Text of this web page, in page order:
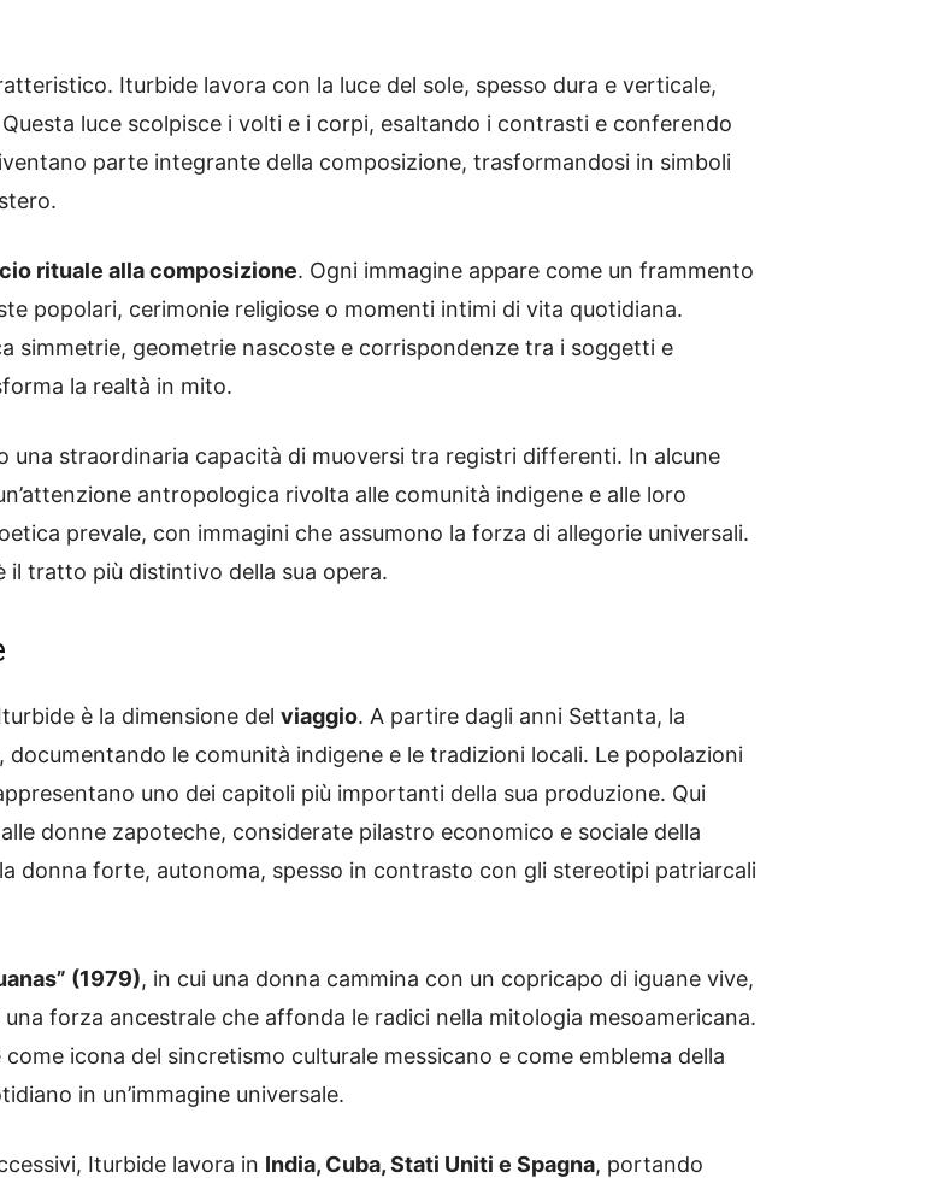
Iturbide lavora con la luce del sole, spesso dura e verticale,
luce scolpisce i volti e i corpi, esaltando i contrasti e conferendo
parte integrante della composizione, trasformandosi in simboli
rituale alla composizione. Ogni immagine appare come un frammento
popolari, cerimonie religiose o momenti intimi di vita quotidiana.
simmetrie, geometrie nascoste e corrispondenze tra i soggetti e
la realtà in mito.
una straordinaria capacità di muoversi tra registri differenti. In alcune
antropologica rivolta alle comunità indigene e alle loro
prevale, con immagini che assumono la forza di allegorie universali.
il tratto più distintivo della sua opera.
è la dimensione del viaggio. A partire dagli anni Settanta, la
le comunità indigene e le tradizioni locali. Le popolazioni
uno dei capitoli più importanti della sua produzione. Qui
donne zapoteche, considerate pilastro economico e sociale della
donna forte, autonoma, spesso in contrasto con gli stereotipi patriarcali
(1979), in cui una donna cammina con un copricapo di iguane vive,
forza ancestrale che affonda le radici nella mitologia mesoamericana.
icona del sincretismo culturale messicano e come emblema della
in un’immagine universale.
Iturbide lavora in India, Cuba, Stati Uniti e Spagna, portando